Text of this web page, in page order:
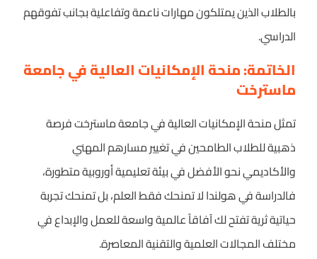
بالطلاب الذين يمتلكون مهارات ناعمة وتفاعلية بجانب تفوقهم
الدراسي.
الخاتمة: منحة الإمكانيات العالية في جامعة
ماسترخت
تمثل منحة الإمكانيات العالية في جامعة ماسترخت فرصة
ذهبية للطلاب الطامحين في تغيير مسارهم المهني
والأكاديمي نحو الأفضل في بيئة تعليمية أوروبية متطورة،
فالدراسة في هولندا لا تمنحك فقط العلم، بل تمنحك تجربة
حياتية ثرية تفتح لك آفاقاً عالمية واسعة للعمل والإبداع في
مختلف المجالات العلمية والتقنية المعاصرة.